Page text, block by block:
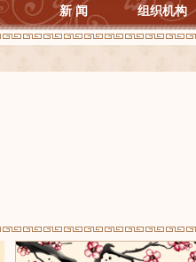
新 闻 组织机构